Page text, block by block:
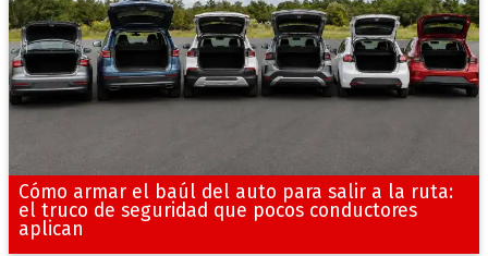
Cómo armar el baúl del auto para salir a la ruta:
el truco de seguridad que pocos conductores
aplican